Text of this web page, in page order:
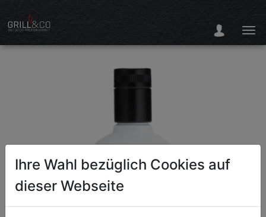
Ihre Wahl bezüglich Cookies auf
dieser Webseite